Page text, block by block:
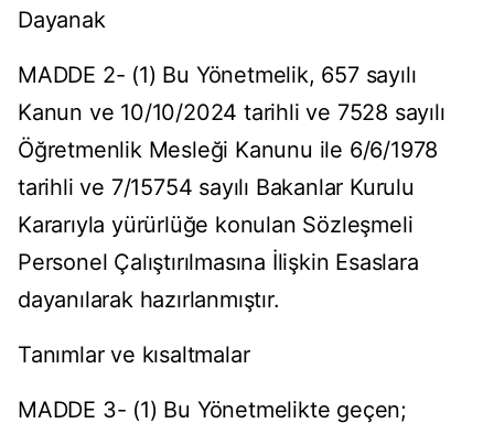
Dayanak
MADDE 2- (1) Bu Yönetmelik, 657 sayılı
Kanun ve 10/10/2024 tarihli ve 7528 sayılı
Öğretmenlik Mesleği Kanunu ile 6/6/1978
tarihli ve 7/15754 sayılı Bakanlar Kurulu
Kararıyla yürürlüğe konulan Sözleşmeli
Personel Çalıştırılmasına İlişkin Esaslara
dayanılarak hazırlanmıştır.
Tanımlar ve kısaltmalar
MADDE 3- (1) Bu Yönetmelikte geçen;